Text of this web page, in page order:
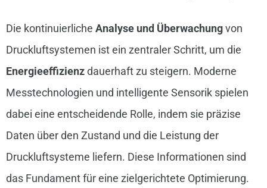
Die kontinuierliche Analyse und Überwachungvon
Druckluftsystemen ist ein zentraler Schritt, um die
Energieeffizienzdauerhaft zu steigern. Moderne
Messtechnologien und intelligente Sensorik spielen
dabei eine entscheidende Rolle, indem sie präzise
Daten über den Zustand und die Leistung der
Druckluftsysteme liefern. Diese Informationen sind
das Fundament für eine zielgerichtete Optimierung.